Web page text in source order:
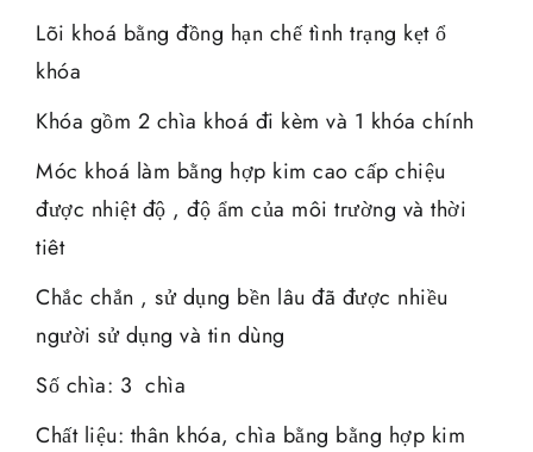
Lõi khoá bằng đồng hạn chế tình trạng kẹt ổ
khóa
Khóa gồm 2 chìa khoá đi kèm và 1 khóa chính
Móc khoá làm bằng hợp kim cao cấp chiệu
được nhiệt độ , độ ẩm của môi trường và thời
tiêt
Chắc chắn , sử dụng bền lâu đã được nhiều
người sử dụng và tin dùng
Số chìa: 3 chìa
Chất liệu: thân khóa, chìa bằng bằng hợp kim